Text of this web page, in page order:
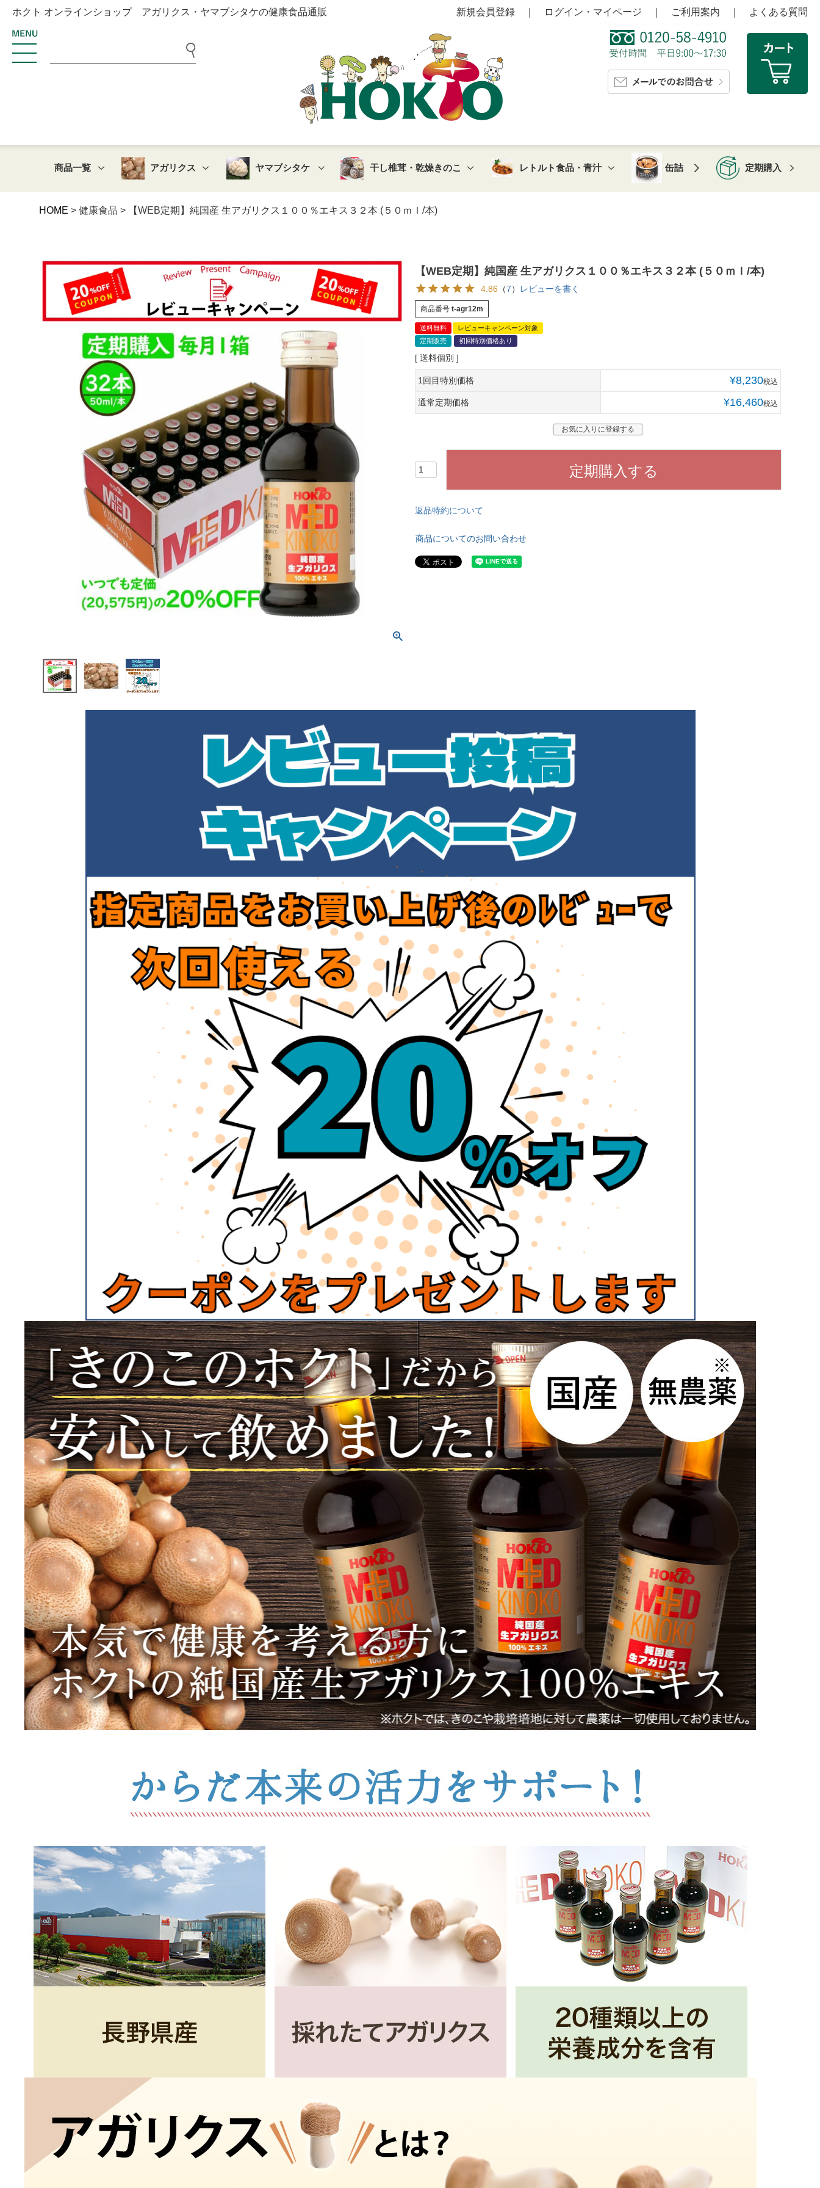
ホクト オンラインショップ アガリクス・ヤマブシタケの健康食品通販 新規会員登録 ログイン・マイページ ご利用案内 よくある質問
商品一覧 アガリクス ヤマブシタケ 干し椎茸・乾燥きのこ レトルト食品・青汁 缶詰 定期購入
HOME 健康食品 【WEB定期】純国産 生アガリクス１００％エキス３２本 (５０ｍｌ/本)
【WEB定期】純国産 生アガリクス１００％エキス３２本 (５０ｍｌ/本)
4.86 （7） レビューを書く
商品番号 t-agr12m
送料無料
レビューキャンペーン対象
定期販売
初回特別価格あり
送料個別
1回目特別価格 ¥8,230税込
通常定期価格 ¥16,460税込
お気に入りに登録する
定期購入する
返品特約について
商品についてのお問い合わせ